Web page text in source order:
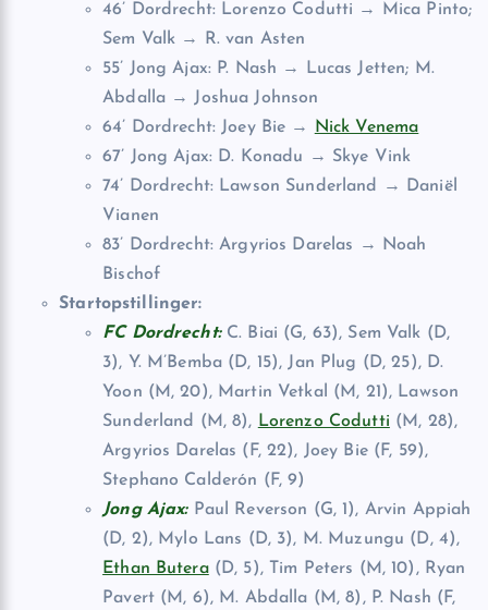
46’ Dordrecht: Lorenzo Codutti → Mica Pinto;
Sem Valk → R. van Asten
55’ Jong Ajax: P. Nash → Lucas Jetten; M.
Abdalla → Joshua Johnson
64’ Dordrecht: Joey Bie →
Nick Venema
67’ Jong Ajax: D. Konadu → Skye Vink
74’ Dordrecht: Lawson Sunderland → Daniël
Vianen
83’ Dordrecht: Argyrios Darelas → Noah
Bischof
Startopstillinger:
FC Dordrecht:C. Biai (G, 63), Sem Valk (D,
3), Y. M’Bemba (D, 15), Jan Plug (D, 25), D.
Yoon (M, 20), Martin Vetkal (M, 21), Lawson
Sunderland (M, 8), Lorenzo Codutti (M, 28),
Argyrios Darelas (F, 22), Joey Bie (F, 59),
Stephano Calderón (F, 9)
Jong Ajax:Paul Reverson (G, 1), Arvin Appiah
(D, 2), Mylo Lans (D, 3), M. Muzungu (D, 4),
Ethan Butera(D, 5), Tim Peters (M, 10), Ryan
Pavert (M, 6), M. Abdalla (M, 8), P. Nash (F,